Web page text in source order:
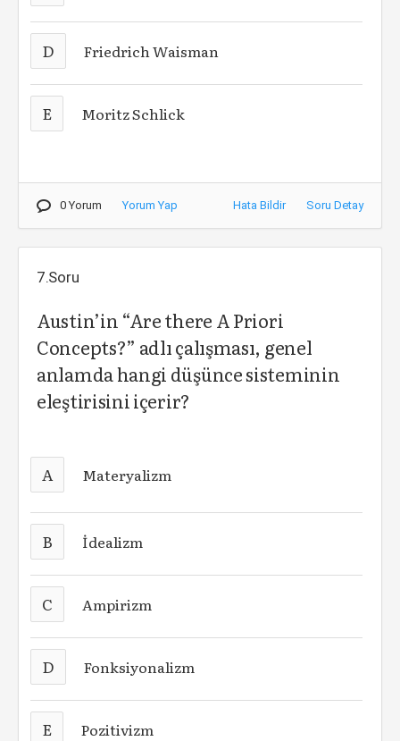
D Friedrich Waisman
E Moritz Schlick
0 Yorum Yorum Yap Hata Bildir Soru Detay
7.Soru
Austin’in “Are there A Priori
Concepts?” adlı çalışması, genel
anlamda hangi düşünce sisteminin
eleştirisini içerir?
A Materyalizm
B İdealizm
C Ampirizm
D Fonksiyonalizm
E Pozitivizm